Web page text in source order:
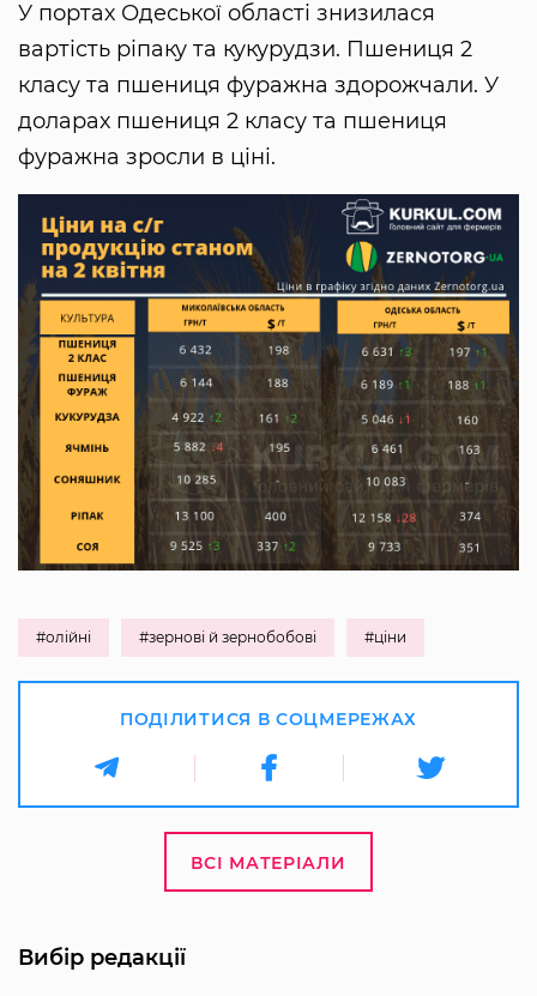
У портах Одеської області знизилася
вартість ріпаку та кукурудзи. Пшениця 2
класу та пшениця фуражна здорожчали. У
доларах пшениця 2 класу та пшениця
фуражна зросли в ціні.
#олійні #зернові й зернобобові #ціни
ПОДІЛИТИСЯ В СОЦМЕРЕЖАХ
ВСІ МАТЕРІАЛИ
Вибір редакції